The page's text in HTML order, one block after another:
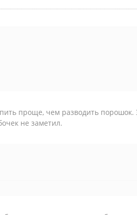
проще, чем разводить порошок.
не заметил.